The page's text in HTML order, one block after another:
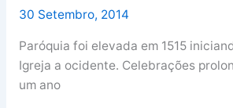
30 Setembro, 2014
Paróquia foi elevada em 1515
Igreja a ocidente. Celebrações
um ano